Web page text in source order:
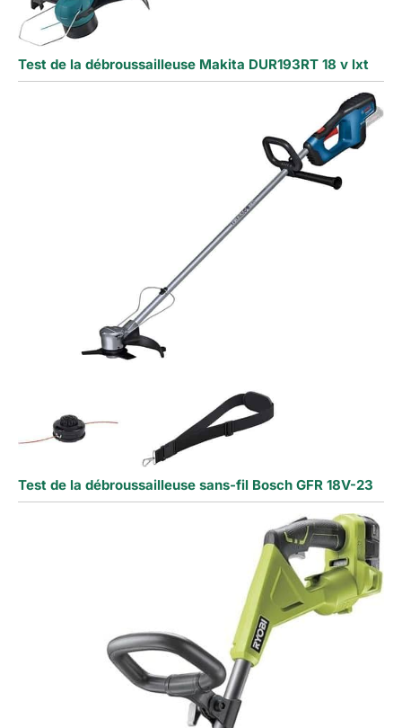
Test de la débroussailleuse Makita DUR193RT 18 v lxt
Test de la débroussailleuse sans-fil Bosch GFR 18V-23